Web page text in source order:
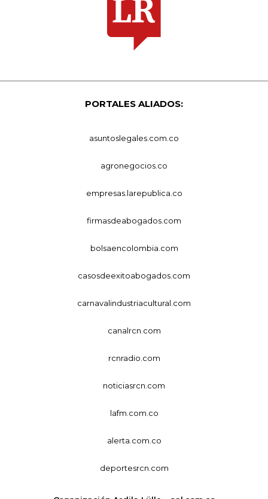
PORTALES ALIADOS:
asuntoslegales.com.co
agronegocios.co
empresas.larepublica.co
firmasdeabogados.com
bolsaencolombia.com
casosdeexitoabogados.com
carnavalindustriacultural.com
canalrcn.com
rcnradio.com
noticiasrcn.com
lafm.com.co
alerta.com.co
deportesrcn.com